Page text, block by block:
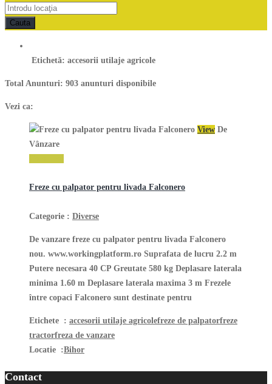
Cauta
Etichetă: accesorii utilaje agricole
Total Anunturi: 903 anunturi disponibile
Vezi ca:
View De
Vânzare
Freze cu palpator pentru livada Falconero
Categorie : Diverse
De vanzare freze cu palpator pentru livada Falconero
nou. www.workingplatform.ro Suprafata de lucru 2.2 m
Putere necesara 40 CP Greutate 580 kg Deplasare laterala
minima 1.60 m Deplasare laterala maxima 3 m Frezele
între copaci Falconero sunt destinate pentru
Etichete : accesorii utilaje agricolefreze de palpatorfreze
tractorfreza de vanzare
Locatie :Bihor
Contact